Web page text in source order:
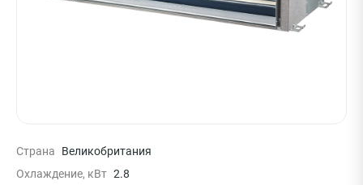
Страна
Великобритания
Охлаждение, кВт 2.8